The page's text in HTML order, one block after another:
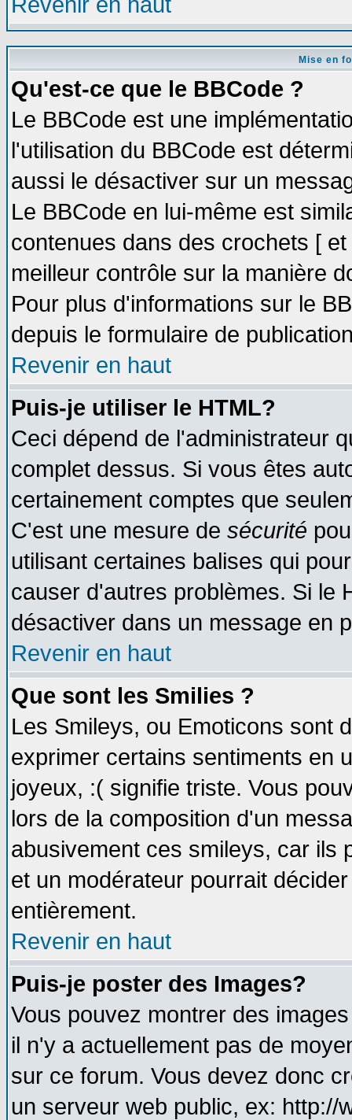
Mise en
Qu'est-ce que le BBCode ?
Le BBCode est une
l'utilisation du BBCode est
aussi le désactiver sur un
Le BBCode en lui-même est
contenues dans des crochets [
meilleur contrôle sur la manière
Pour plus d'informations sur le
depuis le formulaire de
Revenir en haut
Puis-je utiliser le HTML?
Ceci dépend de l'administrateur
complet dessus. Si vous êtes
certainement comptes que
C'est une mesure de sécurité
utilisant certaines balises qui
causer d'autres problèmes. Si le
désactiver dans un message en
Revenir en haut
Que sont les Smilies ?
Les Smileys, ou Emoticons sont
exprimer certains sentiments en
joyeux, :( signifie triste. Vous
lors de la composition d'un
abusivement ces smileys, car ils
et un modérateur pourrait
entièrement.
Revenir en haut
Puis-je poster des Images?
Vous pouvez montrer des
il n'y a actuellement pas de
sur ce forum. Vous devez donc
un serveur web public, ex: http://